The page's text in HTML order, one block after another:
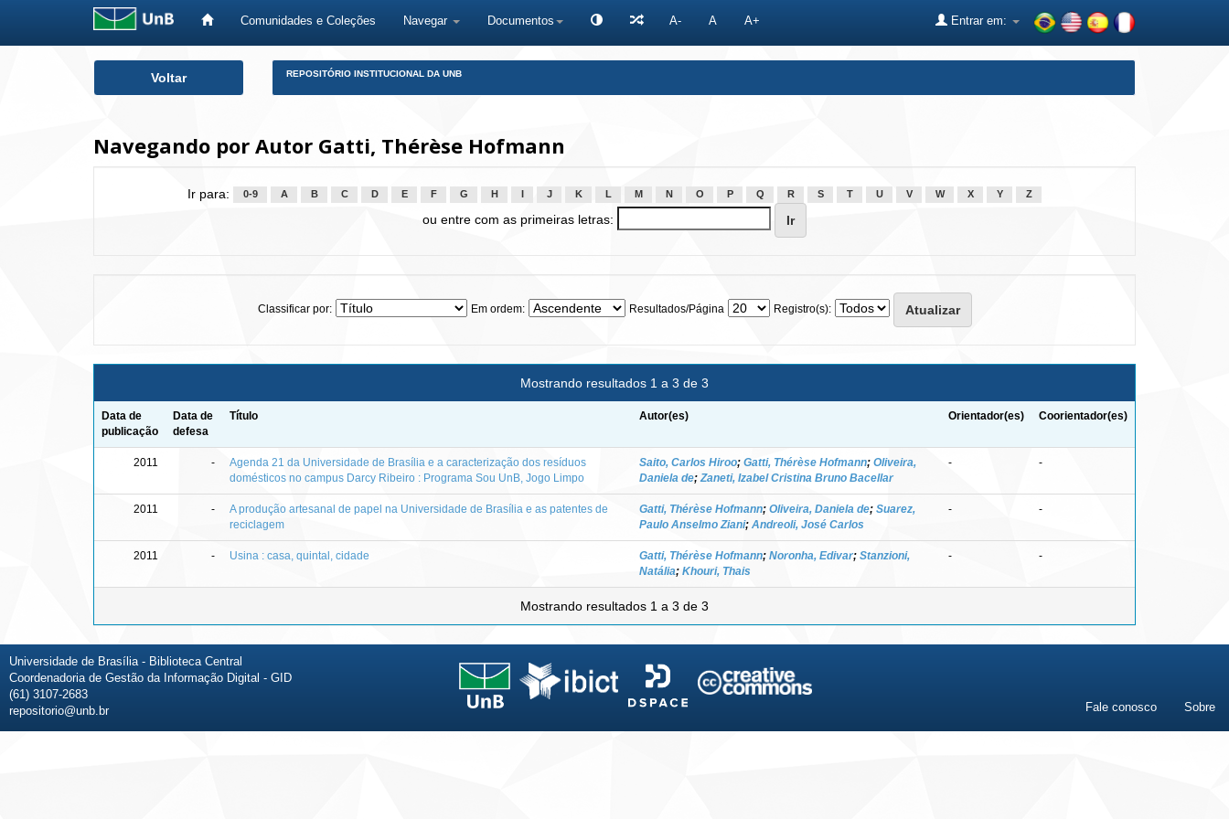
Comunidades e Coleções Navegar Documentos A- A A+ Entrar em:
Voltar REPOSITÓRIO INSTITUCIONAL DA UNB
Navegando por Autor Gatti, Thérèse Hofmann
Ir para: 0-9 A B C D E F G H J K L M N O P Q R S T U V W X Y Z
ou entre com as primeiras letras:
Classificar por: Em ordem: Resultados/Página Registro(s):
Mostrando resultados 1 a 3 de 3
Data de
publicação
Data de
defesa
Título Autor(es) Orientador(es) Coorientador(es)
2011 -
Agenda 21 da Universidade de Brasília e a caracterização dos resíduos
domésticos no campus Darcy Ribeiro : Programa Sou UnB, Jogo Limpo
Saito, Carlos Hiroo; Gatti, Thérèse Hofmann; Oliveira,
Daniela de; Zaneti, Izabel Cristina Bruno Bacellar
- -
2011 -
A produção artesanal de papel na Universidade de Brasília e as patentes de
reciclagem
Gatti, Thérèse Hofmann; Oliveira, Daniela de; Suarez,
Paulo Anselmo Ziani; Andreoli, José Carlos
- -
2011 - Usina : casa, quintal, cidade Gatti, Thérèse Hofmann; Noronha, Edivar; Stanzioni,
Natália; Khouri, Thais
- -
Mostrando resultados 1 a 3 de 3
Universidade de Brasília - Biblioteca Central
Coordenadoria de Gestão da Informação Digital - GID
(61) 3107-2683
repositorio@unb.br
Fale conosco Sobre